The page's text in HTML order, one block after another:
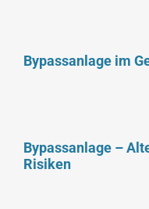
Bypassanlage im
Bypassanlage –
Risiken